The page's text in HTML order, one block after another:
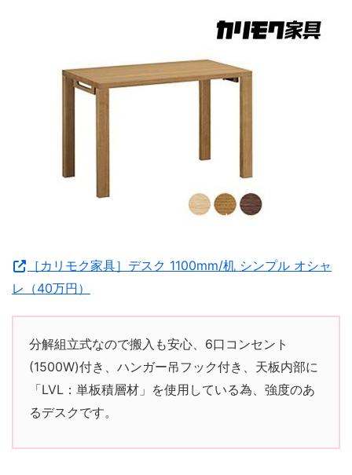
［カリモク家具］デスク 1100mm/机 シンプル オシャ
レ（40万円）
分解組立式なので搬入も安心、6口コンセント
(1500W)付き、ハンガー吊フック付き、天板内部に
「LVL：単板積層材」を使用している為、強度のあ
るデスクです。